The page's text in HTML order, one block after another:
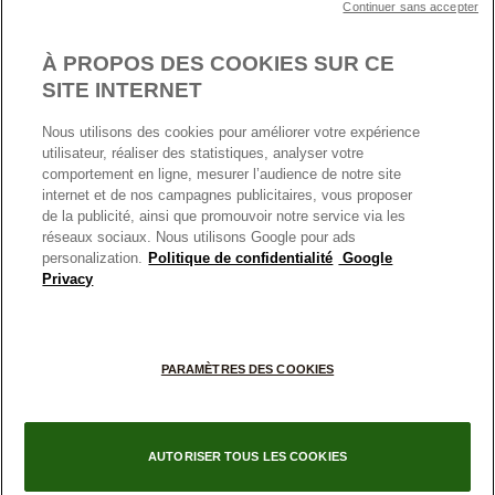
Politique des cookies
Politique de confidentialité
Conditions générales de vente
Conditions générales de vente Click & Collect
Plateforme ODR
Information sur le fabricant et l'importateur
Index égalité Femme/Homme
FRANCE
France
© TOUS DROITS RESERVES. 2026 Pandora
À PROPOS DES COOKIES SUR CE
SITE INTERNET
Nous utilisons des cookies pour améliorer votre expérience
utilisateur, réaliser des statistiques, analyser votre
comportement en ligne, mesurer l’audience de notre site
internet et de nos campagnes publicitaires, vous proposer
de la publicité, ainsi que promouvoir notre service via les
réseaux sociaux. Nous utilisons Google pour ads
personalization. Politique de confidentialité Google
Privacy
PARAMÈTRES DES COOKIES
AUTORISER TOUS LES COOKIES
Continuer sans accepter